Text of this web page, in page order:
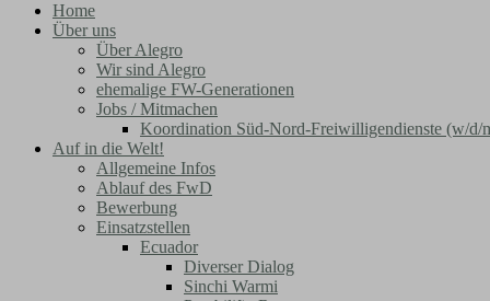
Home
Über uns
Über Alegro
Wir sind Alegro
ehemalige FW-Generationen
Jobs / Mitmachen
Koordination Süd-Nord-Freiwilligendienste (w/d/
Auf in die Welt!
Allgemeine Infos
Ablauf des FwD
Bewerbung
Einsatzstellen
Ecuador
Diverser Dialog
Sinchi Warmi